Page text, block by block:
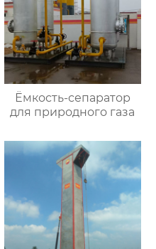
Ёмкость-сепаратор
для природного газа